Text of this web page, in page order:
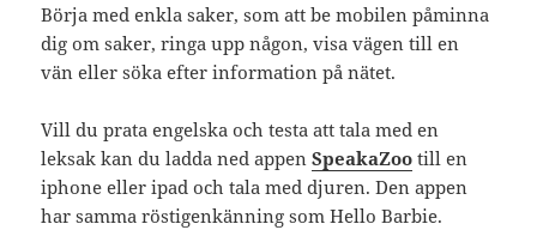
Börja med enkla saker, som att be mobilen påminna
dig om saker, ringa upp någon, visa vägen till en
vän eller söka efter information på nätet.
Vill du prata engelska och testa att tala med en
leksak kan du ladda ned appenSpeakaZoo till en
iphone eller ipad och tala med djuren. Den appen
har samma röstigenkänning som Hello Barbie.